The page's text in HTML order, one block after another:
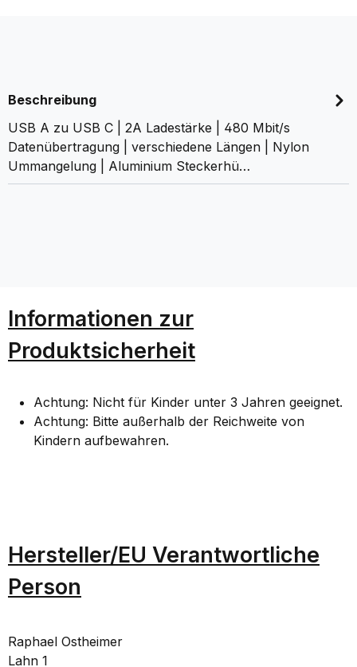
Beschreibung
USB A zu USB C | 2A Ladestärke | 480 Mbit/s
Datenübertragung | verschiedene Längen | Nylon
Ummangelung | Aluminium Steckerhü…
Informationen zur
Produktsicherheit
Achtung: Nicht für Kinder unter 3 Jahren geeignet.
Achtung: Bitte außerhalb der Reichweite von
Kindern aufbewahren.
Hersteller/EU Verantwortliche
Person
Raphael Ostheimer
Lahn 1